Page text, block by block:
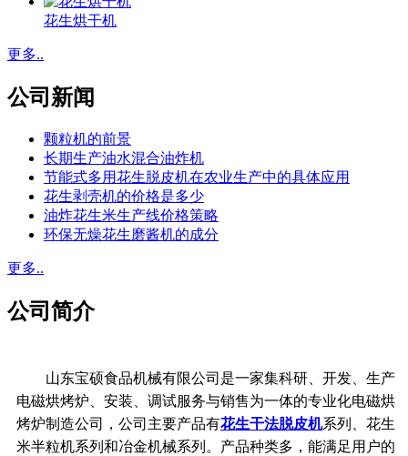
花生烘干机
更多..
公司新闻
颗粒机的前景
长期生产油水混合油炸机
节能式多用花生脱皮机在农业生产中的具体应用
花生剥壳机的价格是多少
油炸花生米生产线价格策略
环保无燥花生磨酱机的成分
更多..
公司简介
山东宝硕食品机械有限公司是一家集科研、开发、生产
电磁烘烤炉、安装、调试服务与销售为一体的专业化电磁烘
烤炉制造公司，公司主要产品有花生干法脱皮机系列、花生
米半粒机系列和冶金机械系列。产品种类多，能满足用户的